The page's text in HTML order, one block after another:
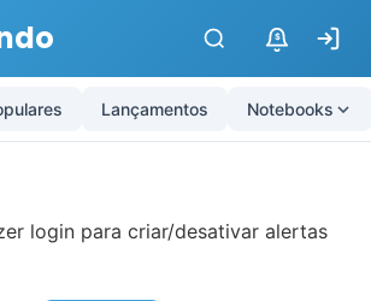
$
Lançamentos Notebooks
login para criar/desativar alertas